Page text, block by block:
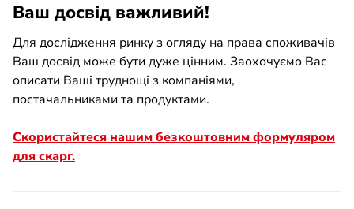
Ваш досвід важливий!
Для дослідження ринку з огляду на права споживачів
Ваш досвід може бути дуже цінним. Заохочуємо Вас
описати Ваші труднощі з компаніями,
постачальниками та продуктами.
Скористайтеся нашим безкоштовним формуляром
для скарг.